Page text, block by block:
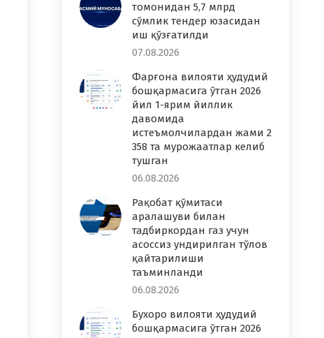
томонидан 5,7 млрд
сўмлик тендер юзасидан
иш қўзғатилди
07.08.2026
Фарғона вилояти ҳудудий
бошқармасига ўтган 2026
йил 1-ярим йиллик
давомида
истеъмолчилардан жами 2
358 та мурожаатлар келиб
тушган
06.08.2026
Рақобат қўмитаси
аралашуви билан
тадбиркордан газ учун
асоссиз ундирилган тўлов
қайтарилиши
таъминланди
06.08.2026
Бухоро вилояти ҳудудий
бошқармасига ўтган 2026